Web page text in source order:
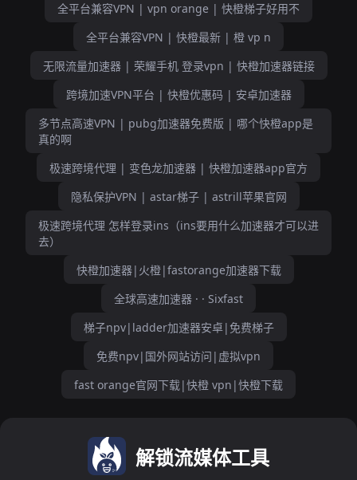
全平台兼容VPN | vpn orange | 快橙梯子好用不
全平台兼容VPN | 快橙最新 | 橙 vp n
无限流量加速器 | 荣耀手机 登录vpn | 快橙加速器链接
跨境加速VPN平台 | 快橙优惠码 | 安卓加速器
多节点高速VPN | pubg加速器免费版 | 哪个快橙app是
真的啊
极速跨境代理 | 变色龙加速器 | 快橙加速器app官方
隐私保护VPN | astar梯子 | astrill苹果官网
极速跨境代理 怎样登录ins（ins要用什么加速器才可以进
去）
快橙加速器|火橙|fastorange加速器下载
全球高速加速器 · · Sixfast
梯子npv|ladder加速器安卓|免费梯子
免费npv|国外网站访问|虚拟vpn
fast orange官网下载|快橙 vpn|快橙下载
解锁流媒体工具